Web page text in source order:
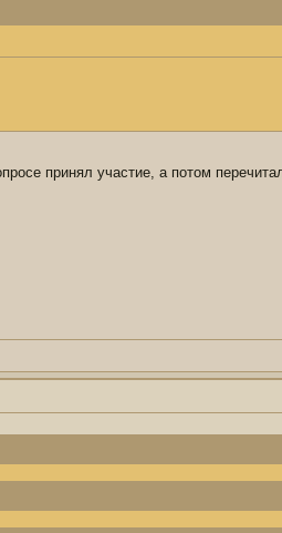
принял участие, а потом